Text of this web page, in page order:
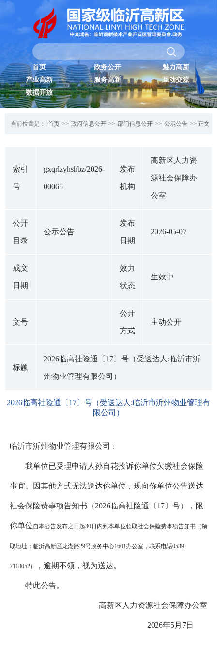
首页 政务公开
魅力高新
产业高新
服务高新
互动交流
数据开放
当前位置是： 首页 >> 政府信息公开 >> 部门信息公开 >> 公示公告 >> 正文
索引
号
gxqrlzyhshbz/2026-
00065
发布
机构
高新区人力资
源社会保障办
公室
公开
目录
公示公告
发布
日期
2026-05-07
成文
日期
效力
状态
生效中
文号
公开
方式
主动公开
标题
2026临高社险通〔17〕号（受送达人:临沂市沂
州物业管理有限公司）
2026临高社险通〔17〕号（受送达人:临沂市沂州物业管理有
限公司）
临沂市沂州物业管理有限公司 ：
我单位已受理申请人 孙自花投诉你单位欠缴社会保险
事宜。因其他方式无法送达你单位， 现向你单位公告送达
社会保险费事项告知书（2026临高社险通〔17〕号） ，限
你单位自本公告发布之日起30日内到本单位领取社会保险费事项告知书（领
取地址：临沂高新区龙湖路29号政务中心1601办公室，联系电话0539-
7118052） ，逾期不领，视为送达。
特此公告。
高新区人力资源社会保障办公室
2026年5月 7日